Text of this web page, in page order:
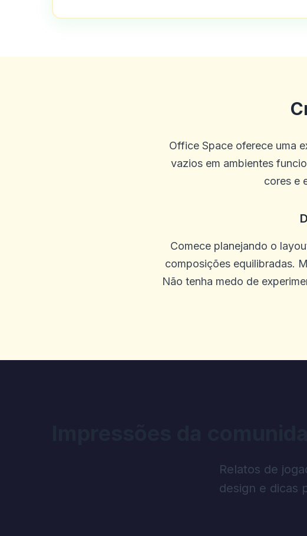
Office Space oferece uma
vazios em ambientes
cores e
Comece planejando o
composições equilibradas.
Não tenha medo de
Relatos de
design e dicas